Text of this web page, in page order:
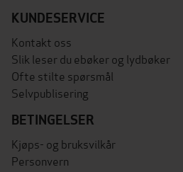
KUNDESERVICE
Kontakt oss
Slik leser du ebøker og lydbøker
Ofte stilte spørsmål
Selvpublisering
BETINGELSER
Kjøps- og bruksvilkår
Personvern